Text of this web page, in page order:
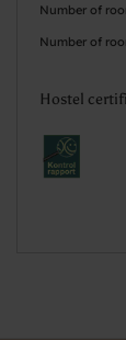
Number of
Number of
Hostel